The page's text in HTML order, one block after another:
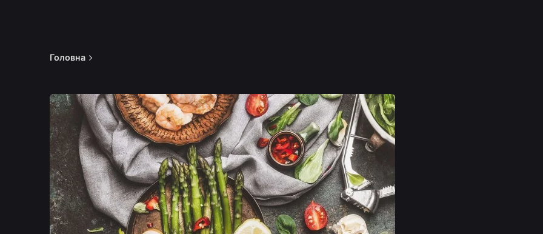
Головна